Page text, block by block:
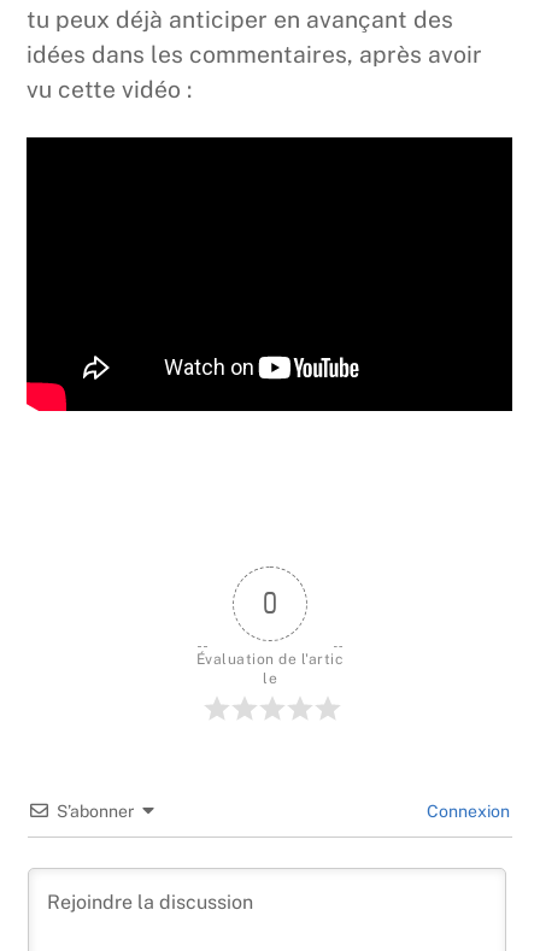
tu peux déjà anticiper en avançant des
idées dans les commentaires, après avoir
vu cette vidéo :
0
Évaluation de l'artic
le
S’abonner Connexion